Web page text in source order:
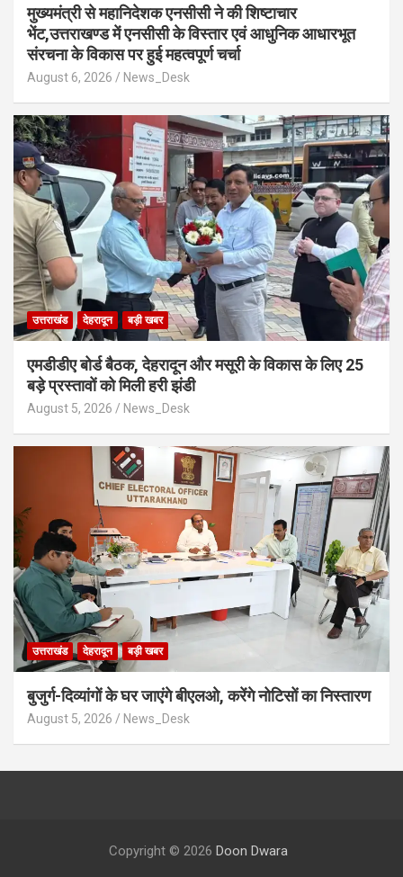
मुख्यमंत्री से महानिदेशक एनसीसी ने की शिष्टाचार
भेंट,उत्तराखण्ड में एनसीसी के विस्तार एवं आधुनिक आधारभूत
संरचना के विकास पर हुई महत्वपूर्ण चर्चा
August 6, 2026 News_Desk
उत्तराखंड देहरादून बड़ी खबर
एमडीडीए बोर्ड बैठक, देहरादून और मसूरी के विकास के लिए 25
बड़े प्रस्तावों को मिली हरी झंडी
August 5, 2026 News_Desk
उत्तराखंड देहरादून बड़ी खबर
बुजुर्ग-दिव्यांगों के घर जाएंगे बीएलओ, करेंगे नोटिसों का निस्तारण
August 5, 2026 News_Desk
Copyright © 2026 Doon Dwara